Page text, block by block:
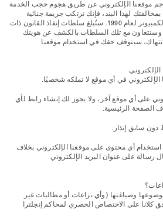
موقعنا الإلكتروني عن طريق هجوم حجب الخدمة
لهذا البند، فإنك ترتكب جريمة جنائية
بموجب قانون إساءة استخدام الكمبيوتر لعام 1990. سنُبلغ سلطات إنفاذ القانون ذات
وسنتعاون مع تلك السلطات بالكشف عن هويتك
سيتوقف حقك في استخدام موقعنا
الإلكتروني في أي موقع لا تملكه شخصيًا.
على أي موقع آخر، ولا يجوز لك إنشاء رابط لأي
الصفحة الرئيسية.
سابق إنذار.
أي محتوى على موقعنا الإلكتروني بخلاف
رسالة على عنوان البريد الإلكتروني
وصياغتها (وأي نزاعات أو مطالبات غير
كلانا على الاختصاص الحصري لمحاكم إنجلترا